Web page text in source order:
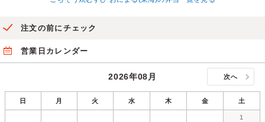
注文の前にチェック
営業日カレンダー
2026年08月 次へ
日 月 火 水 木 金 土
1